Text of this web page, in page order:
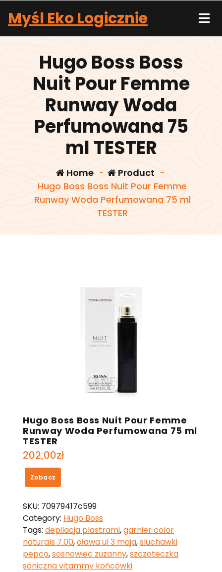
content
Myśl Eko Logicznie
Hugo Boss Boss
Nuit Pour Femme
Runway Woda
Perfumowana 75
ml TESTER
Home- Product -
Hugo Boss Boss Nuit Pour Femme
Runway Woda Perfumowana 75 ml
TESTER
Hugo Boss Boss Nuit Pour Femme
Runway Woda Perfumowana 75 ml
TESTER
202,00zł
Zobacz
SKU: 70979417c599
Category: Hugo Boss
Tags: depilacja plastrami,garnier color
naturals 7.00,oława ul 3 maja,sluchawki
pepco,sosnowiec zuzanny,szczoteczka
soniczna vitammy końcówki